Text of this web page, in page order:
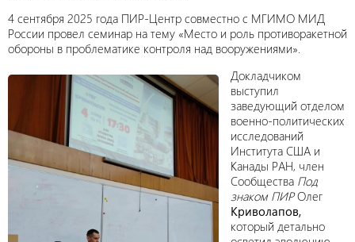
4 сентября 2025 года ПИР-Центр совместно с МГИМО МИД
России провел семинар на тему «Место и роль противоракетной
обороны в проблематике контроля над вооружениями».
Докладчиком
выступил
заведующий отделом
военно-политических
исследований
Института США и
Канады РАН, член
Сообщества Под
знаком ПИРОлег
Криволапов,
который детально